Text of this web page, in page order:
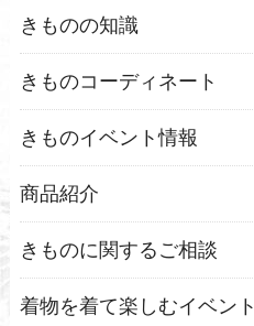
きものの知識
きものコーディネート
きものイベント情報
商品紹介
きものに関するご相談
着物を着て楽しむイベント